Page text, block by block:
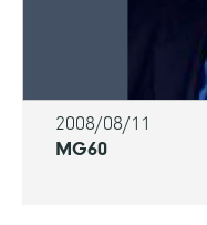
2008/08/11
MG60